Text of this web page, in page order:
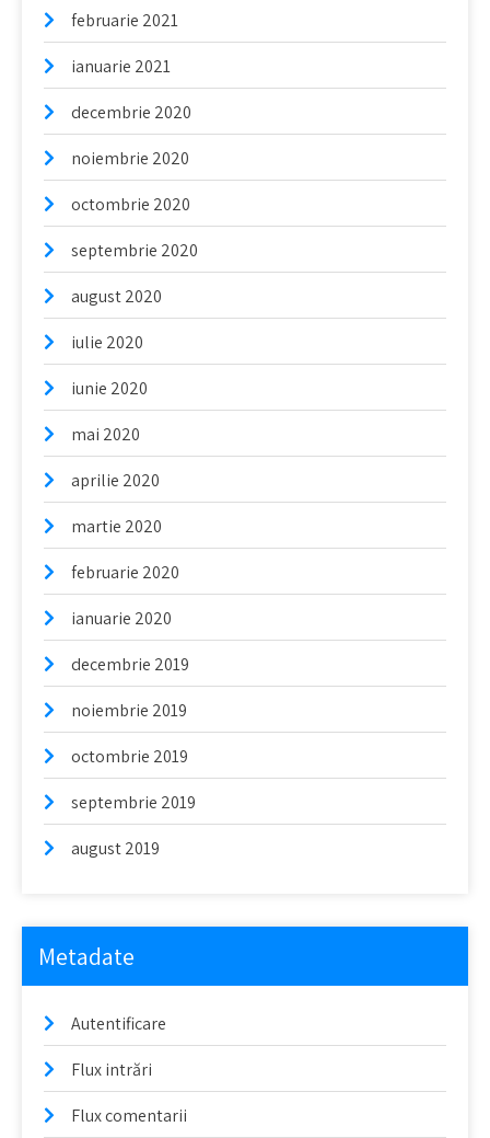
februarie 2021
ianuarie 2021
decembrie 2020
noiembrie 2020
octombrie 2020
septembrie 2020
august 2020
iulie 2020
iunie 2020
mai 2020
aprilie 2020
martie 2020
februarie 2020
ianuarie 2020
decembrie 2019
noiembrie 2019
octombrie 2019
septembrie 2019
august 2019
Metadate
Autentificare
Flux intrări
Flux comentarii